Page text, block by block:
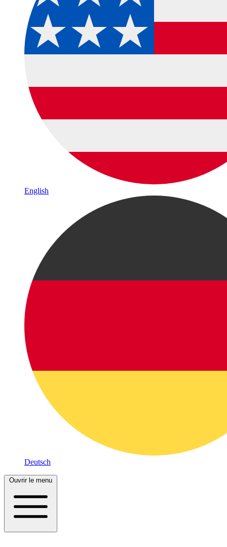
English
Deutsch
Ouvrir le menu